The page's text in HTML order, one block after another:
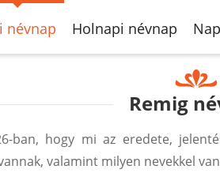
névnap Holnapi névnap
Remig
ban, hogy mi az eredete,
valamint milyen nevekkel